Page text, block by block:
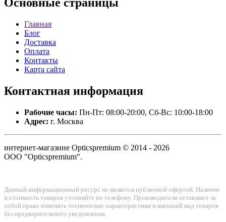
Основные страницы
Главная
Блог
Доставка
Оплата
Контакты
Карта сайта
Контактная информация
Рабочие часы: Пн-Пт: 08:00-20:00, Сб-Вс: 10:00-18:00
Адрес: г. Москва
интернет-магазине Opticspremium © 2014 - 2026
ООО "Opticspremium".
Данный информационный ресурс не является публичной офертой. Наличие
и стоимость товаров уточняйте по телефону. Производители оставляют за
собой право изменять технические характеристики и внешний вид товаров
без предварительного уведомления.